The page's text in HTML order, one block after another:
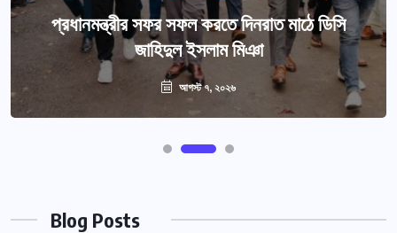
প্রধানমন্ত্রীর সফর সফল করতে দিনরাত মাঠে ডিসি
জাহিদুল ইসলাম মিঞা
আগস্ট ৭, ২০২৬
Blog Posts